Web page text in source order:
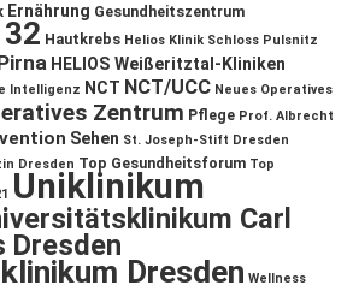
Ernährung Gesundheitszentrum
Hautkrebs Helios Klinik Schloss Pulsnitz
HELIOS Weißeritztal-Kliniken
Intelligenz NCT NCT/UCC Neues Operatives
Zentrum Pflege Prof. Albrecht
Sehen St. Joseph-Stift Dresden
Dresden Top Gesundheitsforum Top
Uniklinikum
Carl
Dresden
Dresden Wellness